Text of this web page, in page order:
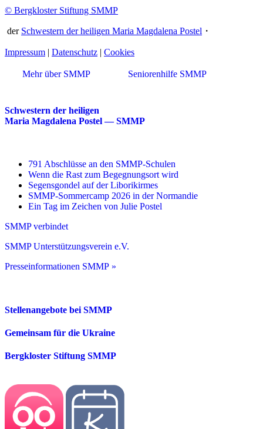
© Bergkloster Stiftung SMMP
der Schwestern der heiligen Maria Magdalena Postel ・
Impressum | Datenschutz | Cookies
Mehr über SMMP Seniorenhilfe SMMP
Schwestern der heiligen
Maria Magdalena Postel — SMMP
791 Abschlüsse an den SMMP-Schulen
Wenn die Rast zum Begegnungsort wird
Segensgondel auf der Liborikirmes
SMMP-Sommercamp 2026 in der Normandie
Ein Tag im Zeichen von Julie Postel
SMMP verbindet
SMMP Unterstützungsverein e.V.
Presseinformationen SMMP »
Stellenangebote bei SMMP
Gemeinsam für die Ukraine
Bergkloster Stiftung SMMP